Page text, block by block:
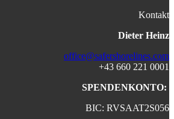
Kontakt
Dieter Heinz
office@safershorelines.com
+43 660 221 0001
SPENDENKONTO:
BIC: RVSAAT2S056